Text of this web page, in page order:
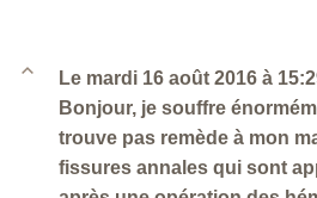
B
Le mardi 16 août 2016 à
Bonjour, je souffre
trouve pas remède à mon
fissures annales qui sont